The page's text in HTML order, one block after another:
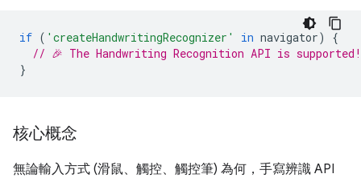
if ( 'createHandwritingRecognizer' in navigator)
{
// 🎉 The Handwriting Recognition API is supported!
}
核心概念
無論輸入方式 (滑鼠、觸控、觸控筆) 為何，手寫辨識 API